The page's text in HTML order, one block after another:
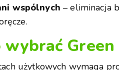
wspólnych – eliminacja
Green
użytkowych wymaga